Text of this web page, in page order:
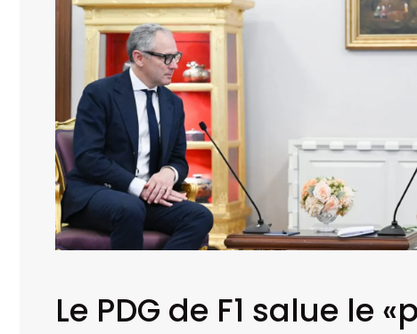
Le PDG de F1 salue le